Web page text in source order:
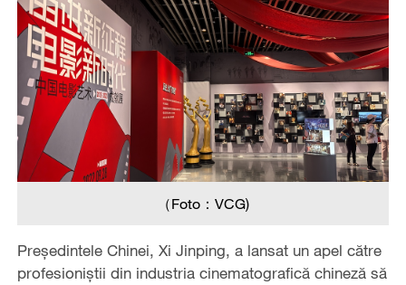
（Foto：VCG)
Președintele Chinei, Xi Jinping, a lansat un apel către
profesioniștii din industria cinematografică chineză să